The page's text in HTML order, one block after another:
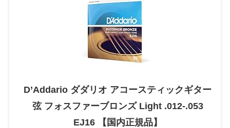
D’Addario ダダリオ アコースティックギター
弦 フォスファーブロンズ Light .012-.053
EJ16 【国内正規品】